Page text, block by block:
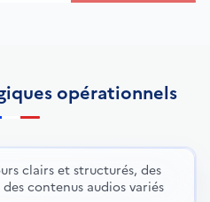
opérationnels
clairs et structurés, des
contenus audios variés